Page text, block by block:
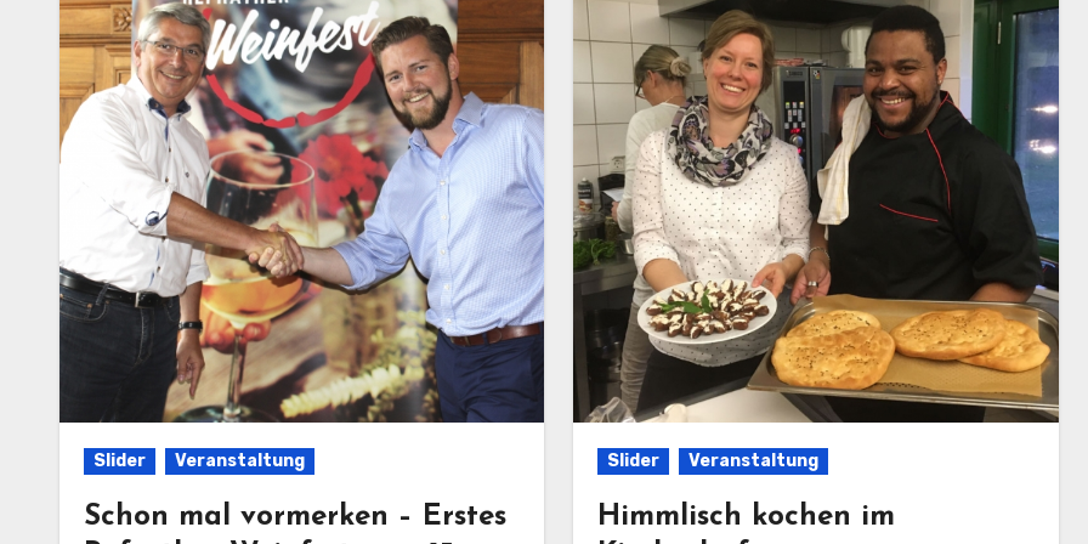
Slider Veranstaltung
Schon mal vormerken – Erstes
Slider Veranstaltung
Himmlisch kochen im